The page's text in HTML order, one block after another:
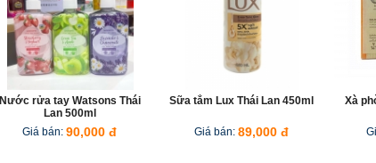
Nước rửa tay Watsons Thái
Lan 500ml
Giá bán: 90,000 đ
Sữa tắm Lux Thái Lan 450ml
Giá bán: 89,000 đ
Xà